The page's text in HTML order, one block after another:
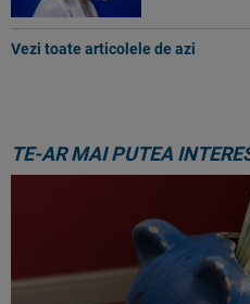
Vezi toate articolele de azi
TE-AR MAI PUTEA